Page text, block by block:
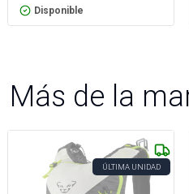
Disponible
Más de la
ÚLTIMA UNIDAD